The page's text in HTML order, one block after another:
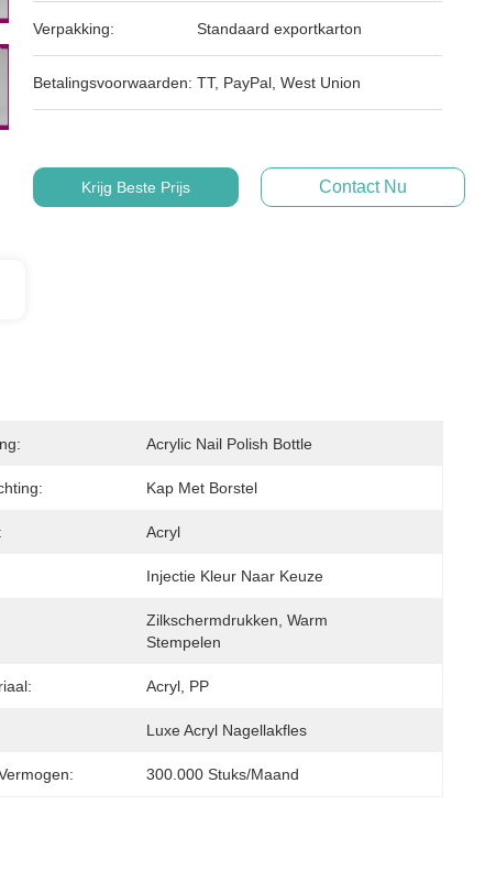
Verpakking: Standaard exportkarton
Betalingsvoorwaarden: TT, PayPal, West Union
Krijg Beste Prijs Contact Nu
Acrylic Nail Polish Bottle
Kap Met Borstel
Acryl
Injectie Kleur Naar Keuze
Zilkschermdrukken, Warm
Stempelen
Acryl, PP
Luxe Acryl Nagellakfles
300.000 Stuks/maand